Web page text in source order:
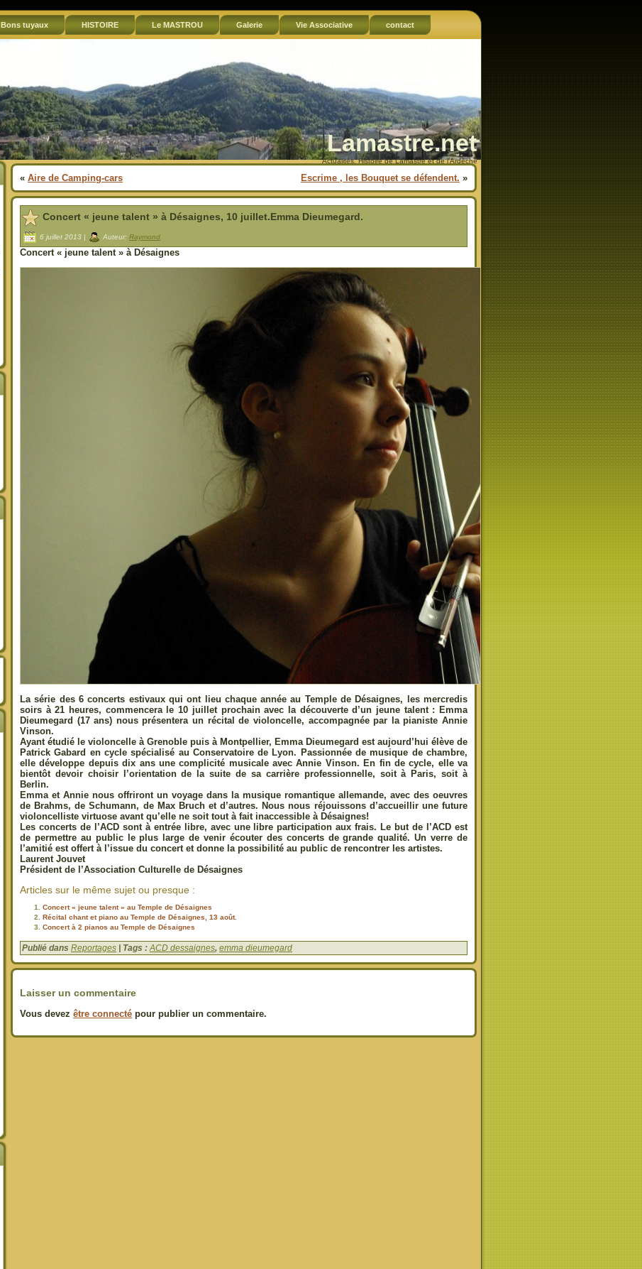
Bons tuyaux HISTOIRE Le MASTROU Galerie Vie Associative contact
Lamastre.net
Actualités, Histoire de Lamastre et de l'Ardèche
« Aire de Camping-cars Escrime , les Bouquet se défendent. »
Concert « jeune talent » à Désaignes, 10 juillet.Emma Dieumegard.
6 juillet 2013 | Auteur: Raymond
Concert « jeune talent » à Désaignes
La série des 6 concerts estivaux qui ont lieu chaque année au Temple de Désaignes, les mercredis
soirs à 21 heures, commencera le 10 juillet prochain avec la découverte d’un jeune talent : Emma
Dieumegard (17 ans) nous présentera un récital de violoncelle, accompagnée par la pianiste Annie
Vinson.
Ayant étudié le violoncelle à Grenoble puis à Montpellier, Emma Dieumegard est aujourd’hui élève de
Patrick Gabard en cycle spécialisé au Conservatoire de Lyon. Passionnée de musique de chambre,
elle développe depuis dix ans une complicité musicale avec Annie Vinson. En fin de cycle, elle va
bientôt devoir choisir l’orientation de la suite de sa carrière professionnelle, soit à Paris, soit à
Berlin.
Emma et Annie nous offriront un voyage dans la musique romantique allemande, avec des oeuvres
de Brahms, de Schumann, de Max Bruch et d’autres. Nous nous réjouissons d’accueillir une future
violoncelliste virtuose avant qu’elle ne soit tout à fait inaccessible à Désaignes!
Les concerts de l’ACD sont à entrée libre, avec une libre participation aux frais. Le but de l’ACD est
de permettre au public le plus large de venir écouter des concerts de grande qualité. Un verre de
l’amitié est offert à l’issue du concert et donne la possibilité au public de rencontrer les artistes.
Laurent Jouvet
Président de l’Association Culturelle de Désaignes
Articles sur le même sujet ou presque :
Concert « jeune talent » au Temple de Désaignes
Récital chant et piano au Temple de Désaignes, 13 août.
Concert à 2 pianos au Temple de Désaignes
Publié dans Reportages | Tags :ACD dessaignes, emma dieumegard
Laisser un commentaire
Vous devez être connecté pour publier un commentaire.